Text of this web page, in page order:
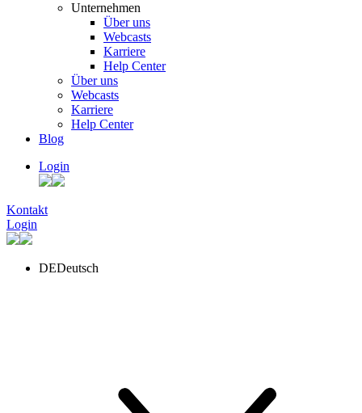
Unternehmen
Über uns
Webcasts
Karriere
Help Center
Über uns
Webcasts
Karriere
Help Center
Blog
Login
Kontakt
Login
DEDeutsch